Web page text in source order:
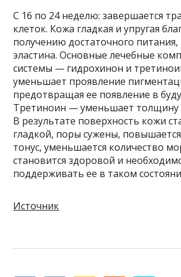
С 16 по 24 неделю: завершается
клеток. Кожа гладкая и упругая
получению достаточного питания,
эластина. Основные лечебные
системы — гидрохинон и
уменьшает проявление
предотвращая ее появление в
Третиноин — уменьшает толщину
В результате поверхность кожи
гладкой, поры сужены,
тонус, уменьшается количество
становится здоровой и
поддерживать ее в таком
Источник